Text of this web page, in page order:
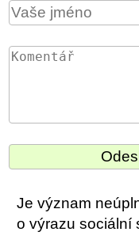
Je význam
o výrazu sociální